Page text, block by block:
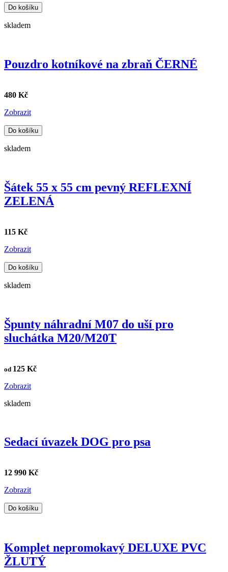
Do košíku
skladem
Pouzdro kotníkové na zbraň ČERNÉ
480 Kč
Zobrazit
Do košíku
skladem
Šátek 55 x 55 cm pevný REFLEXNÍ
ZELENÁ
115 Kč
Zobrazit
Do košíku
skladem
Špunty náhradní M07 do uší pro
sluchátka M20/M20T
od 125 Kč
Zobrazit
skladem
Sedací úvazek DOG pro psa
12 990 Kč
Zobrazit
Do košíku
Komplet nepromokavý DELUXE PVC
ŽLUTÝ